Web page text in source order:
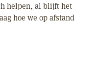
helpen, al blijft het
hoe we op afstand